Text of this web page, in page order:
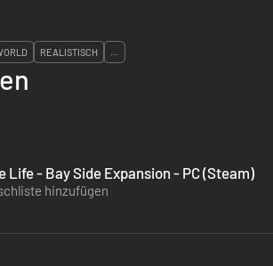
REALISTISCH ...
Life - Bay Side Expansion - PC (Steam)
hinzufügen